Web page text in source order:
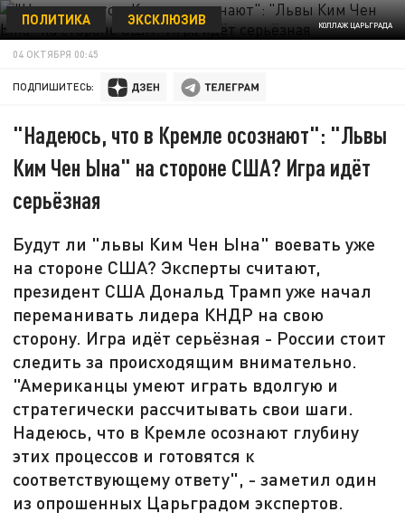
КОЛЛАЖ ЦАРЬГРАДА
ПОЛИТИКА ЭКСКЛЮЗИВ
04 ОКТЯБРЯ 00:45
ПОДПИШИТЕСЬ:
"Надеюсь, что в Кремле осознают": "Львы
Ким Чен Ына" на стороне США? Игра идёт
серьёзная
Будут ли "львы Ким Чен Ына" воевать уже
на стороне США? Эксперты считают,
президент США Дональд Трамп уже начал
переманивать лидера КНДР на свою
сторону. Игра идёт серьёзная - России стоит
следить за происходящим внимательно.
"Американцы умеют играть вдолгую и
стратегически рассчитывать свои шаги.
Надеюсь, что в Кремле осознают глубину
этих процессов и готовятся к
соответствующему ответу", - заметил один
из опрошенных Царьградом экспертов.